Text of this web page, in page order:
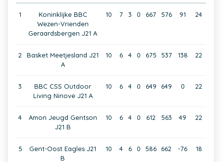
1
Koninklijke BBC
Wezen-Vrienden
Geraardsbergen J21 A
10 7 3 0 667 576 91 24
2
Basket Meetjesland J21
A
10 6 4 0 675 537 138 22
3
BBC CSS Outdoor
Living Ninove J21 A
10 6 4 0 649 649 0 22
4
Amon Jeugd Gentson
J21 B
10 6 4 0 612 563 49 22
5
Gent-Oost Eagles J21
B
10 4 6 0 586 662 -76 18